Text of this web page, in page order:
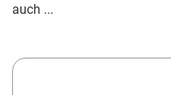
auch ...